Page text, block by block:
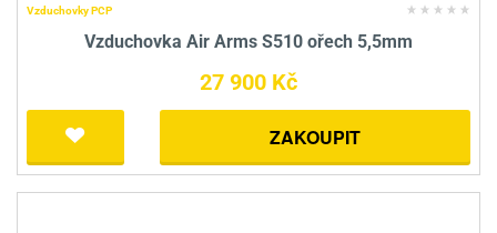
Vzduchovky PCP
Vzduchovka Air Arms S510 ořech 5,5mm
27 900 Kč
ZAKOUPIT